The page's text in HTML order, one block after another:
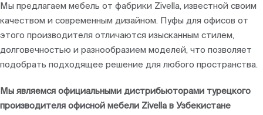
Мы предлагаем мебель от фабрики Zivella, известной своим
качеством и современным дизайном. Пуфы для офисов от
этого производителя отличаются изысканным стилем,
долговечностью и разнообразием моделей, что позволяет
подобрать подходящее решение для любого пространства.
Мы являемся официальными дистрибьюторами турецкого
производителя офисной мебели Zivella в Узбекистане